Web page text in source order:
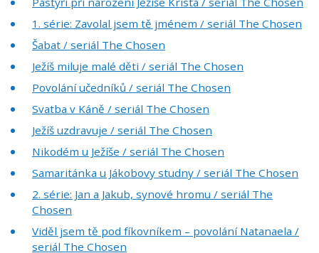
1. série: Zavolal jsem tě jménem / seriál The Chosen
Šabat / seriál The Chosen
Ježíš miluje malé děti / seriál The Chosen
Povolání učedníků / seriál The Chosen
Svatba v Káně / seriál The Chosen
Ježíš uzdravuje / seriál The Chosen
Nikodém u Ježíše / seriál The Chosen
Samaritánka u Jákobovy studny / seriál The Chosen
2. série: Jan a Jakub, synové hromu / seriál The
Chosen
Viděl jsem tě pod fíkovníkem – povolání Natanaela /
seriál The Chosen